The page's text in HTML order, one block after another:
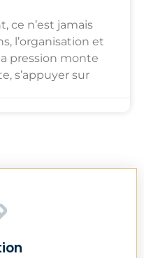
ce n’est jamais
l’organisation et
pression monte
s’appuyer sur